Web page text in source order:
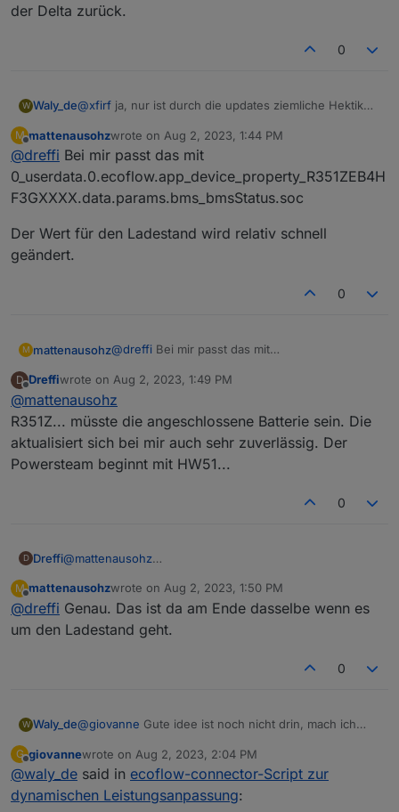
der Delta zurück.
0
W Waly_de@xfirf ja, nur ist durch die updates ziemliche Hektik
version aktuell zu machen ... bin dran, dauert aber
noch ... zumal ich die neuen Daten noch nicht völlig
verstehe :-/
M
Offline
mattenausohzwrote on Aug 2, 2023, 1:44 PM
last edited by
@dreffi Bei mir passt das mit
0_userdata.0.ecoflow.app_device_property_R351ZEB4H
F3GXXXX.data.params.bms_bmsStatus.soc
Der Wert für den Ladestand wird relativ schnell
geändert.
0
M mattenausohz@dreffi Bei mir passt das mit
ZEB4HF3GXXXX.data.params.bms_bmsStatus.s
oc
Der Wert für den Ladestand wird relativ schnell
geändert.
D
Offline
Dreffiwrote on Aug 2, 2023, 1:49 PM
last edited by
@mattenausohz
R351Z... müsste die angeschlossene Batterie sein. Die
aktualisiert sich bei mir auch sehr zuverlässig. Der
Powersteam beginnt mit HW51...
0
D Dreffi@mattenausohz
aktualisiert sich bei mir auch sehr zuverlässig. Der
Powersteam beginnt mit HW51...
M
Offline
mattenausohzwrote on Aug 2, 2023, 1:50 PM
last edited by
@dreffi Genau. Das ist da am Ende dasselbe wenn es
um den Ladestand geht.
0
W Waly_de@giovanne Gute idee ist noch nicht drin, mach ich
bis dahin suche nach
        CheckforReconnect(function () {
G
Offline
giovannewrote on Aug 2, 2023, 2:04 PM
last edited by
@waly_de said in ecoflow-connector-Script zur
dynamischen Leistungsanpassung: